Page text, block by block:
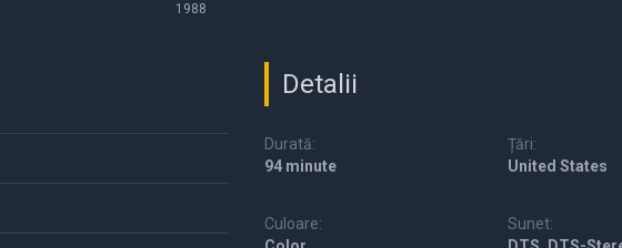
1988
Detalii
Durată:
94 minute
Țări:
United States
Culoare:
Sunet: